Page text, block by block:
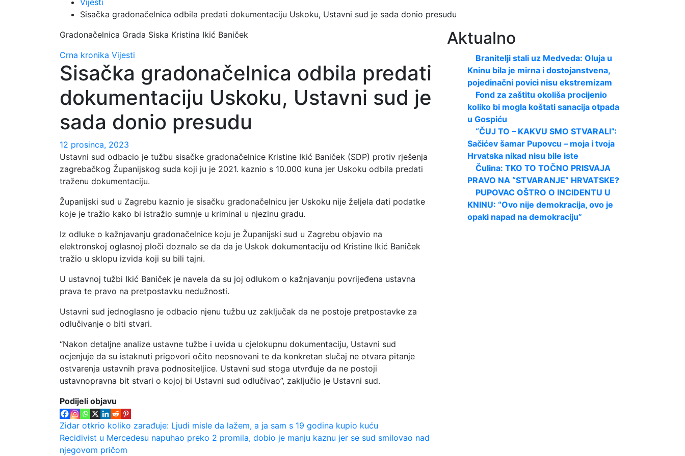
Sisačka gradonačelnica odbila predati dokumentaciju Uskoku, Ustavni sud je sada donio presudu
Gradonačelnica Grada Siska Kristina Ikić Baniček
Crna kronika Vijesti
Sisačka gradonačelnica odbila predati
dokumentaciju Uskoku, Ustavni sud je
sada donio presudu
12 prosinca, 2023
Ustavni sud odbacio je tužbu sisačke gradonačelnice Kristine Ikić Baniček (SDP) protiv rješenja
zagrebačkog Županijskog suda koji ju je 2021. kaznio s 10.000 kuna jer Uskoku odbila predati
traženu dokumentaciju.
Županijski sud u Zagrebu kaznio je sisačku gradonačelnicu jer Uskoku nije željela dati podatke
koje je tražio kako bi istražio sumnje u kriminal u njezinu gradu.
Iz odluke o kažnjavanju gradonačelnice koju je Županijski sud u Zagrebu objavio na
elektronskoj oglasnoj ploči doznalo se da da je Uskok dokumentaciju od Kristine Ikić Baniček
tražio u sklopu izvida koji su bili tajni.
U ustavnoj tužbi Ikić Baniček je navela da su joj odlukom o kažnjavanju povrijeđena ustavna
prava te pravo na pretpostavku nedužnosti.
Ustavni sud jednoglasno je odbacio njenu tužbu uz zaključak da ne postoje pretpostavke za
odlučivanje o biti stvari.
“Nakon detaljne analize ustavne tužbe i uvida u cjelokupnu dokumentaciju, Ustavni sud
ocjenjuje da su istaknuti prigovori očito neosnovani te da konkretan slučaj ne otvara pitanje
ostvarenja ustavnih prava podnositeljice. Ustavni sud stoga utvrđuje da ne postoji
ustavnopravna bit stvari o kojoj bi Ustavni sud odlučivao”, zaključio je Ustavni sud.
Podijeli objavu
Navigacija
objava
Zidar otkrio koliko zarađuje: Ljudi misle da lažem, a ja sam s 19 godina kupio kuću
Recidivist u Mercedesu napuhao preko 2 promila, dobio je manju kaznu jer se sud smilovao nad
njegovom pričom
Aktualno
Branitelji stali uz Medveda: Oluja u
Kninu bila je mirna i dostojanstvena,
pojedinačni povici nisu ekstremizam
Fond za zaštitu okoliša procijenio
koliko bi mogla koštati sanacija otpada
u Gospiću
“ČUJ TO – KAKVU SMO STVARALI”:
Sačićev šamar Pupovcu – moja i tvoja
Hrvatska nikad nisu bile iste
Čulina: TKO TO TOČNO PRISVAJA
PRAVO NA “STVARANJE” HRVATSKE?
PUPOVAC OŠTRO O INCIDENTU U
KNINU: “Ovo nije demokracija, ovo je
opaki napad na demokraciju”